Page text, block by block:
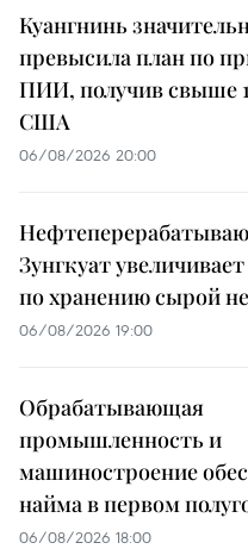
Куангнинь
превысила план по
ПИИ, получив свыше
США
06/08/2026 20:00
Зунгкуат
по хранению сырой
06/08/2026 19:00
Обрабатывающая
промышленность и
машиностроение
найма в первом
06/08/2026 18:00